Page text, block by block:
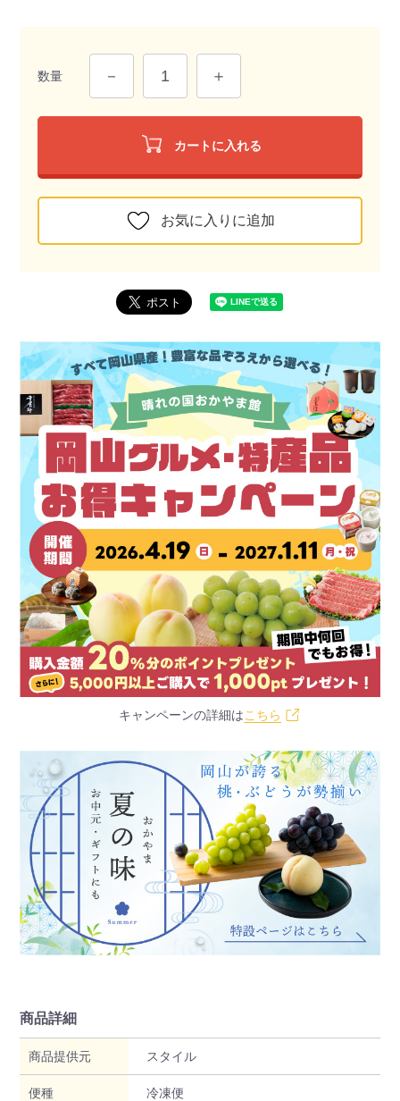
数量
カートに入れる
お気に入りに追加
キャンペーンの詳細はこちら
商品詳細
商品提供元 スタイル
便種 冷凍便